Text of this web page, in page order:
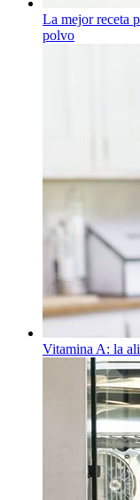
La mejor receta
polvo
Vitamina A: la